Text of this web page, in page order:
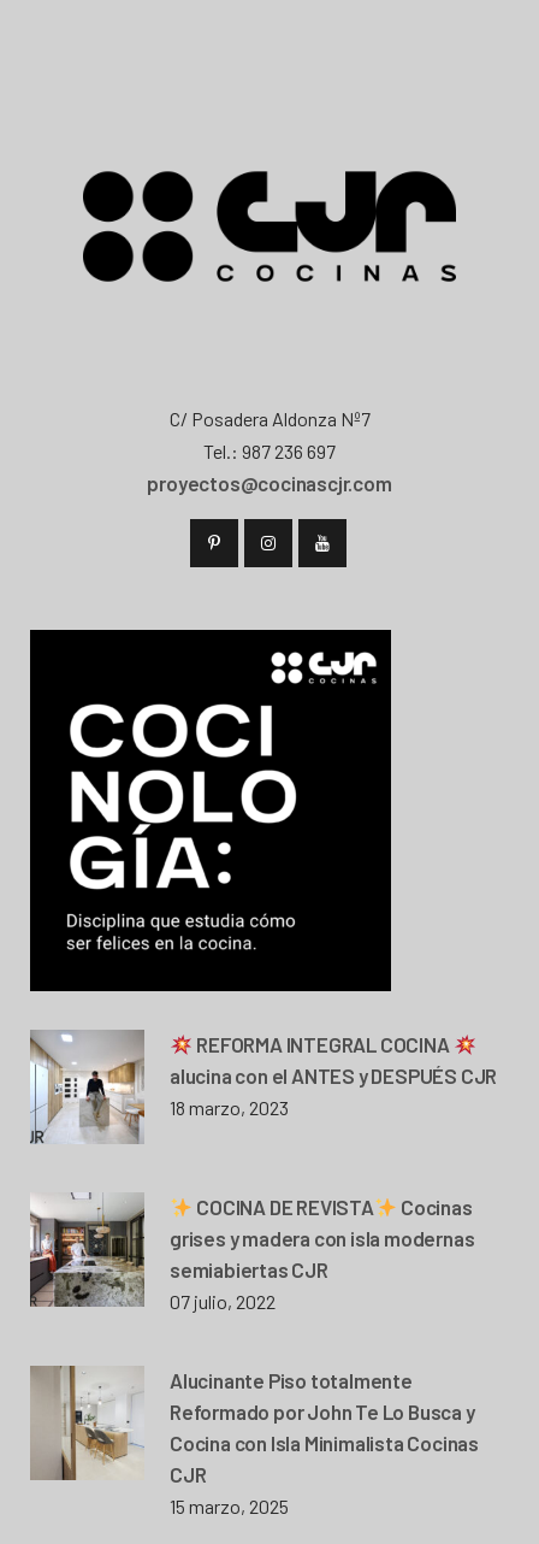
C/ Posadera Aldonza Nº7
Tel.: 987 236 697
proyectos@cocinascjr.com
REFORMA INTEGRAL COCINA
alucina con el ANTES y DESPUÉS CJR
18 marzo, 2023
COCINA DE REVISTA
Cocinas
grises y madera con isla modernas
semiabiertas CJR
07 julio, 2022
Alucinante Piso totalmente
Reformado por John Te Lo Busca y
Cocina con Isla Minimalista Cocinas
CJR
15 marzo, 2025